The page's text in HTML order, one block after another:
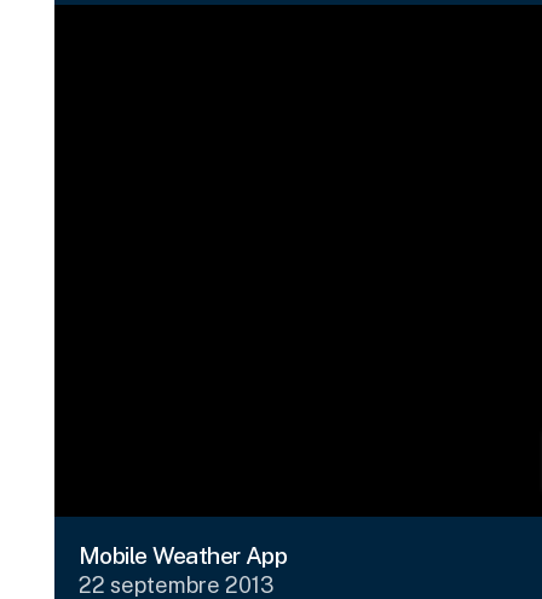
Mobile Weather App
22 septembre 2013